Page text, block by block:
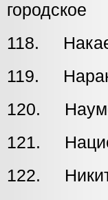
городское
118.
119.
120.
121.
122.